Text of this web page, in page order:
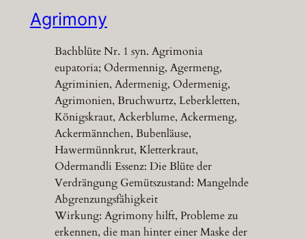
Agrimony
Bachblüte Nr. 1 syn. Agrimonia
eupatoria; Odermennig, Agermeng,
Agriminien, Adermenig, Odermenig,
Agrimonien, Bruchwurtz, Leberkletten,
Königskraut, Ackerblume, Ackermeng,
Ackermännchen, Bubenläuse,
Hawermünnkrut, Kletterkraut,
Odermandli Essenz: Die Blüte der
Verdrängung Gemütszustand: Mangelnde
Abgrenzungsfähigkeit
Wirkung: Agrimony hilft, Probleme zu
erkennen, die man hinter einer Maske der